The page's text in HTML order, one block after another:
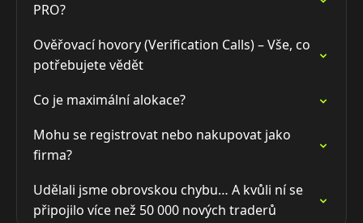
PRO?
Ověřovací hovory (Verification Calls) – Vše, co
potřebujete vědět
Co je maximální alokace?
Mohu se registrovat nebo nakupovat jako
firma?
Udělali jsme obrovskou chybu… A kvůli ní se
připojilo více než 50 000 nových traderů